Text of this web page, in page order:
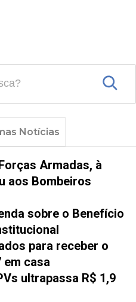
Notícias
Armadas, à
aos Bombeiros
sobre o Benefício
para receber o
em casa
ultrapassa R$ 1,9